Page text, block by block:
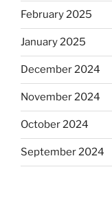
February 2025
January 2025
December 2024
November 2024
October 2024
September 2024